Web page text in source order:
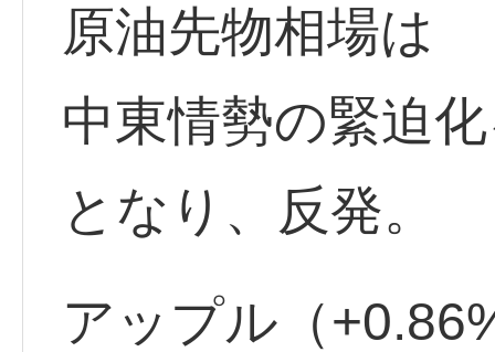
原油先物相場は
中東情勢の緊迫
となり、反発。
アップル（